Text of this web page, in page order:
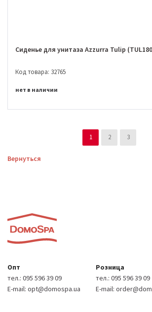
Сиденье для унитаза Azzurra Tulip
Код товара: 32765
нет в наличии
1 2 3
Вернуться
Опт
тел.: 095 596 39 09
E-mail: opt@domospa.ua
Розница
тел.: 095 596 39 09
E-mail: